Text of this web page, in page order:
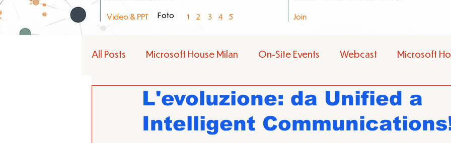
Video & PPT Foto 1 2 3 4 5 Join
All Posts Microsoft House Milan On-Site Events Webcast Microsoft
L'evoluzione: da Unified a
Intelligent